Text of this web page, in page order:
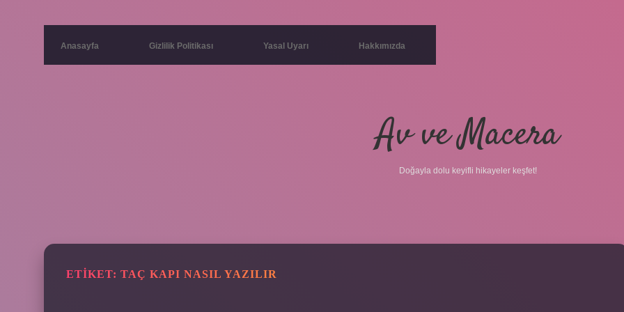
Anasayfa Gizlilik Politikası Yasal Uyarı Hakkımızda
Av ve Macera
Doğayla dolu keyifli hikayeler keşfet!
ETIKET: TAÇ KAPI NASIL YAZILIR